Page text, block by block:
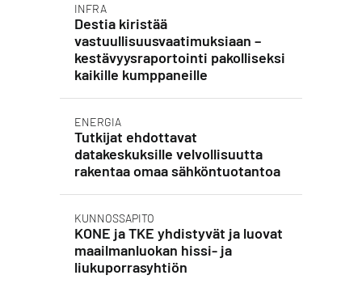
INFRA
Destia kiristää
vastuullisuusvaatimuksiaan –
kestävyysraportointi pakolliseksi
kaikille kumppaneille
ENERGIA
Tutkijat ehdottavat
datakeskuksille velvollisuutta
rakentaa omaa sähköntuotantoa
KUNNOSSAPITO
KONE ja TKE yhdistyvät ja luovat
maailmanluokan hissi- ja
liukuporrasyhtiön